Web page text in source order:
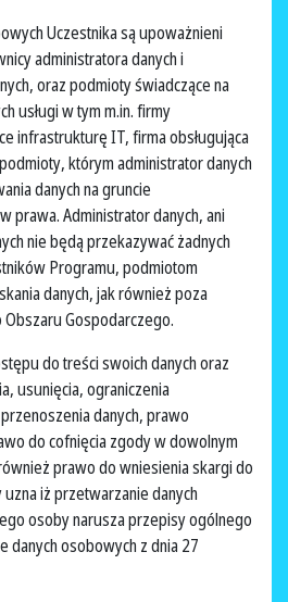
Uczestnika są upoważnieni
administratora danych i
oraz podmioty świadczące na
usługi w tym m.in. firmy
infrastrukturę IT, firma obsługująca
którym administrator danych
danych na gruncie
prawa. Administrator danych, ani
nie będą przekazywać żadnych
Programu, podmiotom
danych, jak również poza
Gospodarczego.
do treści swoich danych oraz
usunięcia, ograniczenia
danych, prawo
do cofnięcia zgody w dowolnym
prawo do wniesienia skargi do
iż przetwarzanie danych
osoby narusza przepisy ogólnego
danych osobowych z dnia 27